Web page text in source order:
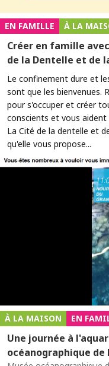
EN FAMILLE À LA
Créer en famille
de la Dentelle et de
Le confinement dure et
sont que les bienvenues.
pour s'occuper et créer
conscients et vous
La Cité de la dentelle et
qu'elle vous propose...
À LA MAISON EN
Une journée à
océanographique de